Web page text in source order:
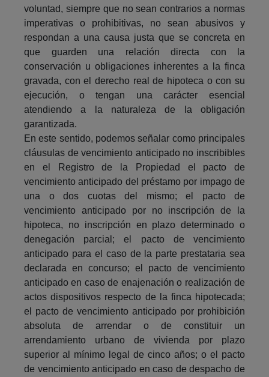
voluntad, siempre que no sean contrarios a normas
imperativas o prohibitivas, no sean abusivos y
respondan a una causa justa que se concreta en
que guarden una relación directa con la
conservación u obligaciones inherentes a la finca
gravada, con el derecho real de hipoteca o con su
ejecución, o tengan una carácter esencial
atendiendo a la naturaleza de la obligación
garantizada.
En este sentido, podemos señalar como principales
cláusulas de vencimiento anticipado no inscribibles
en el Registro de la Propiedad el pacto de
vencimiento anticipado del préstamo por impago de
una o dos cuotas del mismo; el pacto de
vencimiento anticipado por no inscripción de la
hipoteca, no inscripción en plazo determinado o
denegación parcial; el pacto de vencimiento
anticipado para el caso de la parte prestataria sea
declarada en concurso; el pacto de vencimiento
anticipado en caso de enajenación o realización de
actos dispositivos respecto de la finca hipotecada;
el pacto de vencimiento anticipado por prohibición
absoluta de arrendar o de constituir un
arrendamiento urbano de vivienda por plazo
superior al mínimo legal de cinco años; o el pacto
de vencimiento anticipado en caso de despacho de